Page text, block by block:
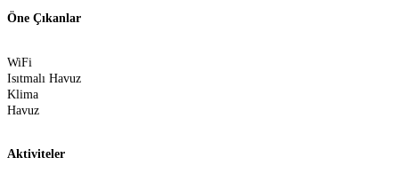
Öne Çıkanlar
WiFi
Isıtmalı Havuz
Klima
Havuz
Aktiviteler